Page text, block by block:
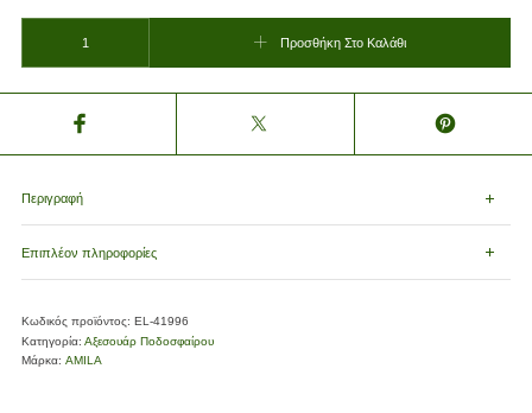
Προσθήκη Στο Καλάθι
Περιγραφή
Επιπλέον πληροφορίες
Κωδικός προϊόντος: EL-41996
Κατηγορία: Αξεσουάρ Ποδοσφαίρου
Μάρκα: AMILA